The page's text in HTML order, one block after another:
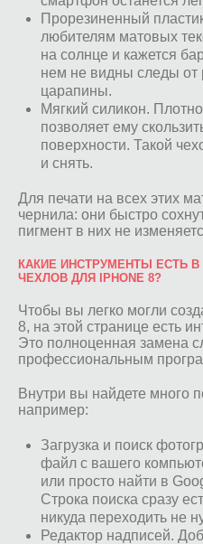
Прорезиненный
любителям матовых
на солнце и кажется
нем не видны следы от
царапины.
Мягкий силикон.
позволяет ему
поверхности. Такой
и снять.
Для печати на всех этих
чернила: они быстро
пигмент в них не
КАКИЕ ИНСТРУМЕНТЫ ЕСТЬ
ЧЕХЛОВ ДЛЯ IPHONE 8?
Чтобы вы легко могли
8, на этой странице есть
Это полноценная замена
профессиональным
Внутри вы найдете много
например:
Загрузка и поиск
файл с вашего
или просто найти в
Строка поиска сразу
никуда переходить не
Редактор надписей.